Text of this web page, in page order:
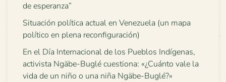
de esperanza”
Situación política actual en Venezuela (un mapa
político en plena reconfiguración)
En el Día Internacional de los Pueblos Indígenas,
activista Ngäbe-Buglé cuestiona: «¿Cuánto vale la
vida de un niño o una niña Ngäbe-Buglé?»